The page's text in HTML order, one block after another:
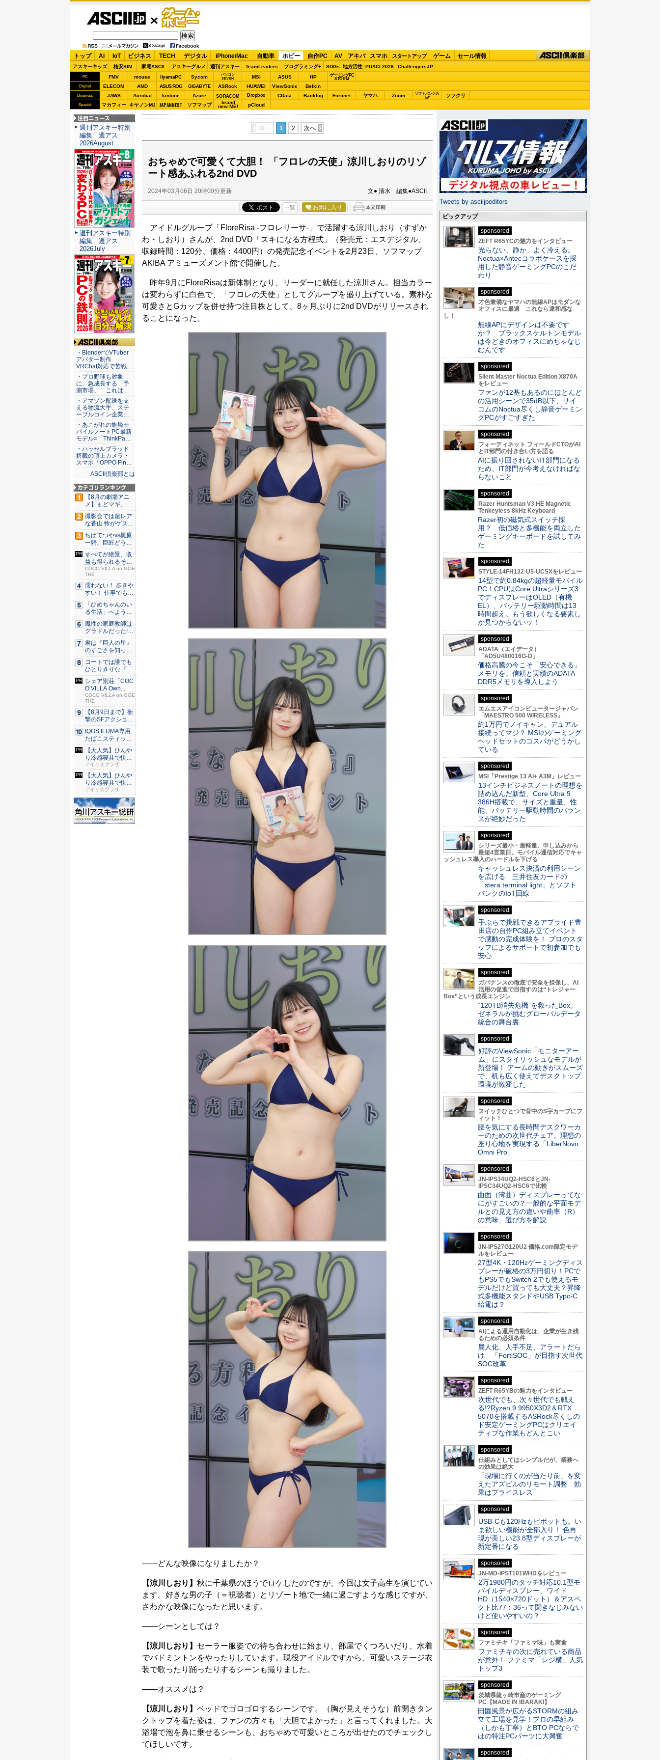
ゲーム・
ホビー
トップ AI IoT ビジネス TECH デジタル iPhone/Mac 自動車 ホビー 自作PC AV アキバ スマホ スタートアップ ゲーム セール情報
アスキーキッズ 格安SIM 家電ASCII アスキーグルメ 週刊アスキー TeamLeaders プログラミング+ SDGs 地方活性 PUACL2026 ChallengersJP
PC FMV mouse iiyamaPC Sycom
パソコン
SEVEN
MSI ASUS HP ゲーミングPC
STORM
Digital ELECOM AMD ASUS ROG GIGABYTE ASRock HUAWEI ViewSonic Belkin
Business JAWS Acrobat kintone Azure SORACOM Dropbox CData Backlog Fortinet ヤマハ Zoom
ソフトバンクの
IoT
ソフクリ
Special マカフィー キヤノンMJ JAPANNEXT ソフマップ brand
new ME! pCloud
前へ 1 2 次へ
おちゃめで可愛くて大胆！ 「フロレの天使」涼川しおりのリゾ
ート感あふれる2nd DVD
2024年03月06日 20時00分更新 文● 清水 編集●ASCII
一覧 お気に入り
アイドルグループ「FloreRisa -フロレリーサ-」で活躍する涼川しおり（すずか
わ・しおり）さんが、2nd DVD「スキになる方程式」（発売元：エスデジタル、
収録時間：120分、価格：4400円）の発売記念イベントを2月23日、ソフマップ
AKIBA アミューズメント館で開催した。
昨年9月にFloreRisaは新体制となり、リーダーに就任した涼川さん。担当カラー
は変わらずに白色で、「フロレの天使」としてグループを盛り上げている。素朴な
可愛さとGカップを併せ持つ注目株として、8ヶ月ぶりに2nd DVDがリリースされ
ることになった。
――どんな映像になりましたか？
【涼川しおり】 秋に千葉県のほうでロケしたのですが、今回は女子高生を演じてい
ます。好きな男の子（＝視聴者）とリゾート地で一緒に過ごすような感じですが、
さわかな映像になったと思います。
――シーンとしては？
【涼川しおり】 セーラー服姿での待ち合わせに始まり、部屋でくつろいだり、水着
でバドミントンをやったりしています。現役アイドルですから、可愛いステージ衣
装で歌ったり踊ったりするシーンも撮りました。
――オススメは？
【涼川しおり】 ベッドでゴロゴロするシーンです。（胸が見えそうな）前開きタン
クトップを着た姿は、ファンの方々も「大胆でよかった」と言ってくれました。大
浴場で泡を鼻に乗せるシーンも、おちゃめで可愛いところが出せたのでチェックし
てほしいです。
注目ニュース
週刊アスキー特別
編集 週アス
2026August
週刊アスキー特別
編集 週アス
2026July
ASCII倶楽部
・BlenderでVTuber
アバター制作
VRChat対応で苦戦…
・プロ野球も対象
に、急成長する「予
測市場」 これは…
・アマゾン配送を支
える物流大手、ステ
ーブルコイン企業…
・あこがれの旗艦モ
バイルノートPC最新
モデル=「ThinkPa…
・ハッセルブラッド
搭載の頂上カメラ・
スマホ「OPPO Fin…
ASCII倶楽部とは
【8月の劇場アニ
メ】まどマギ、13
年ぶり...
撮影会では超レア
な蒼山 怜がゲスト
登場！...
ちばてつやvs梶原
一騎、巨匠どうし
のガチ...
すべてが絶景、収
益も得られるその
仕組みと...
COCO VILLA on GOE
THE
濡れない！ 歩きや
すい！ 仕事でも履
ける...
「ひめちゃんのい
る生活」へようこ
そ！ 「...
魔性の家庭教師は
グラドルだった!?
村雨...
君は『巨人の星』
のすごさを知って
いるか？...
コートでは誰でも
ひとりきりな『エ
ースをね...
シェア別荘「COC
O VILLA Own...
COCO VILLA on GOE
THE
【8月9日まで】衝
撃のSFアクション
『G...
IQOS ILUMA専用
たばこスティッ
ク...
【大人気】ひんや
り冷感寝具で快適
な睡眠を...
アイリスプラザ
【大人気】ひんや
り冷感寝具で快適
な睡眠を...
アイリスプラザ
Tweets by asciijpeditors
ピックアップ
sponsored
ZEFT R65YCの魅力をインタビュー
光らない、静か、よく冷える。
Noctua×Antecコラボケースを採
用した静音ゲーミングPCのこだ
わり
sponsored
才色兼備なヤマハの無線APはモダンな
オフィスに最適 これなら違和感な
し！
無線APにデザインは不要です
か？ ブラックスケルトンモデル
は今どきのオフィスにめちゃなじ
むんです
sponsored
Silent Master Noctua Edition X870A
をレビュー
ファンが12基もあるのにほとんど
の活用シーンで35dB以下、サイ
コムのNoctua尽くし静音ゲーミン
グPCがすごすぎた
sponsored
フォーティネット フィールドCTOがAI
とIT部門の付き合い方を語る
AIに振り回されないIT部門になる
ため、IT部門が今考えなければな
らないこと
sponsored
Razer Huntsman V3 HE Magnetic
Tenkeyless 8kHz Keyboard
Razer初の磁気式スイッチ採
用？ 低価格と多機能を両立した
ゲーミングキーボードを試してみ
た
sponsored
STYLE-14FH132-U5-UCSXをレビュー
14型で約0.84kgの超軽量モバイル
PC！CPUはCore Ultraシリーズ3
でディスプレーはOLED（有機
EL）、バッテリー駆動時間は13
時間超え。もう欲しくなる要素し
か見つからないッ！
sponsored
ADATA（エイデータ）
「AD5U480016G-D」
価格高騰の今こそ「安心できる」
メモリを。信頼と実績のADATA
DDR5メモリを導入しよう
sponsored
エムエスアイコンピュータージャパン
「MAESTRO 500 WIRELESS」
約1万円でノイキャン、デュアル
接続ってマジ？ MSIのゲーミング
ヘッドセットのコスパがどうかし
ている
sponsored
MSI「Prestige 13 AI+ A3M」レビュー
13インチビジネスノートの理想を
詰め込んだ新型、Core Ultra 9
386H搭載で、サイズと重量、性
能、バッテリー駆動時間のバラン
スが絶妙だった
sponsored
シリーズ最小・最軽量、申し込みから
最短4営業日。モバイル通信対応でキャ
ッシュレス導入のハードルを下げる
キャッシュレス決済の利用シーン
を広げる 三井住友カードの
「stera terminal light」とソフト
バンクのIoT回線
sponsored
手ぶらで挑戦できるアプライド豊
田店の自作PC組み立てイベント
で感動の完成体験を！ プロのスタ
ッフによるサポートで初参加でも
安心
sponsored
ガバナンスの徹底で安全を担保し、AI
活用の促進で目指すのは“トレジャー
Box”という成長エンジン
“120TB消失危機”を救ったBox。
ゼネラルが挑むグローバルデータ
統合の舞台裏
sponsored
好評のViewSonic「モニターアー
ム」にスタイリッシュなモデルが
新登場！ アームの動きがスムーズ
で、机も広く使えてデスクトップ
環境が激変した
sponsored
スイッチひとつで背中のS字カーブにフ
ィット！
腰を気にする長時間デスクワーカ
ーのための次世代チェア。理想の
座り心地を実現する「LiberNovo
Omni Pro」
sponsored
JN-IPS34UQ2-HSC6とJN-
IPSC34UQ2-HSC6で比較
曲面（湾曲）ディスプレーってな
にがすごいの？一般的な平面モデ
ルとの見え方の違いや曲率（R）
の意味、選び方を解説
sponsored
JN-IPS27G120U2 価格.com限定モデ
ルをレビュー
27型4K・120Hzゲーミングディス
プレーが破格の3万円切り！PCで
もPS5でもSwitch 2でも使えるモ
デルだけど買っても大丈夫？昇降
式多機能スタンドやUSB Typc-C
給電は？
sponsored
AIによる運用自動化は、企業が生き残
るための必須条件
属人化、人手不足、アラートだら
け 「FortiSOC」が目指す次世代
SOC改革
sponsored
ZEFT R65YBの魅力をインタビュー
次世代でも、次々世代でも戦え
る!?Ryzen 9 9950X3D2＆RTX
5070を搭載するASRock尽くしの
ド安定ゲーミングPCはクリエイ
ティブな作業もどんとこい
sponsored
仕組みとしてはシンプルだが、業務へ
の効果は絶大
「現場に行くのが当たり前」を変
えたアズビルのリモート調整 効
果はプライスレス
sponsored
USB-Cも120Hzもピボットも。い
ま欲しい機能が全部入り！ 色再
現が美しい23.8型ディスプレーが
新定番になる
sponsored
JN-MD-IPST101WHDをレビュー
2万1980円のタッチ対応10.1型モ
バイルディスプレー、ワイド
HD（1540×720ドット）＆アスペ
クト比77：36って聞きなじみない
けど使いやすいの？
sponsored
ファミチキ「ファミマ味」も実食
ファミチキの次に売れている商品
が意外！ ファミマ「レジ横」人気
トップ3
sponsored
茨城県龍ヶ崎市産のゲーミング
PC【MADE IN IBARAKI】
田園風景が広がるSTORMの組み
立て工場を見学！プロの早組み
（しかも丁寧）とBTO PCならで
はの特注PCパーツに大興奮
sponsored